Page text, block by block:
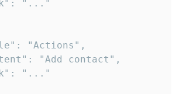
"..."
"Actions",
"Add contact",
"..."